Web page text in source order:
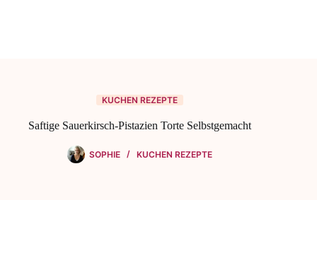
KUCHEN REZEPTE
Saftige Sauerkirsch-Pistazien Torte Selbstgemacht
SOPHIE KUCHEN REZEPTE